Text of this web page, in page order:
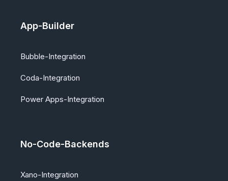
App-Builder
Bubble-Integration
Coda-Integration
Power Apps-Integration
No-Code-Backends
Xano-Integration